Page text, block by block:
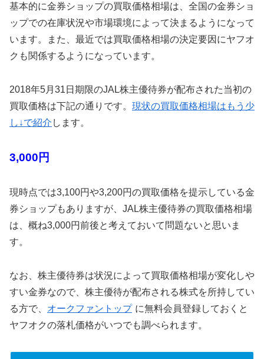
基本的に金券ショップの買取価格相場は、全国の金券ショ
ップでの在庫状況や市場環境によって決まるようになって
います。また、最近では買取価格相場の決定要因にヤフオ
クも関係するようになっています。
2018年5月31日期限のJAL株主優待券が配布された当初の
買取価格は下記の通りです。 現状の買取価格相場はもう少
し↓で紹介 します。
3,000円
現時点では3,100円や3,200円の買取価格を提示している金
券ショップもありますが、JAL株主優待券の買取価格相場
は、概ね3,000円前後と考えておいて問題ないと思いま
す。
なお、株主優待券は状況によって買取価格相場が変化しや
すい金券なので、株主優待が配布される株式を所持してい
る方で、 オークファントップ に無料会員登録しておくと
ヤフオクの落札価格がいつでも調べられます。